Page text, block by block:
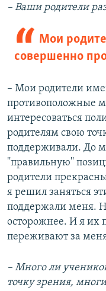
– Ваши родители
Мои
совершенно
– Мои родители
противоположные
интересоваться
родителям свою
поддерживали. До
''правильную''
родители
я решил заняться
поддержали меня.
осторожнее. И я их
переживают за
– Много ли
точку зрения,